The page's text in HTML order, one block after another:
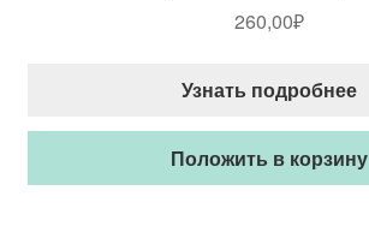
260,00₽
Узнать подробнее
Положить в корзину